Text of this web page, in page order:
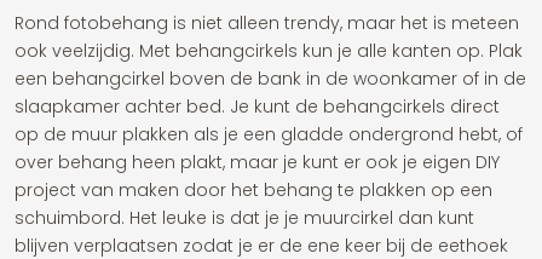
Rond fotobehang is niet alleen trendy, maar het is meteen
ook veelzijdig. Met behangcirkels kun je alle kanten op. Plak
een behangcirkel boven de bank in de woonkamer of in de
slaapkamer achter bed. Je kunt de behangcirkels direct
op de muur plakken als je een gladde ondergrond hebt, of
over behang heen plakt, maar je kunt er ook je eigen DIY
project van maken door het behang te plakken op een
schuimbord. Het leuke is dat je je muurcirkel dan kunt
blijven verplaatsen zodat je er de ene keer bij de eethoek